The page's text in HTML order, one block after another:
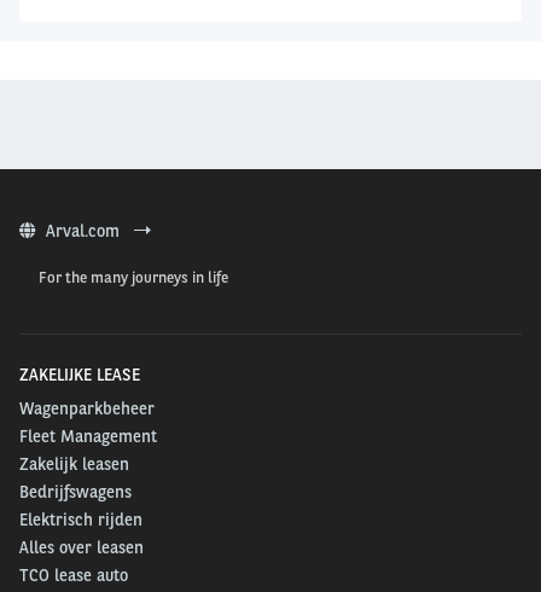
Arval.com
For the many journeys in life
ZAKELIJKE LEASE
Wagenparkbeheer
Fleet Management
Zakelijk leasen
Bedrijfswagens
Elektrisch rijden
Alles over leasen
TCO lease auto